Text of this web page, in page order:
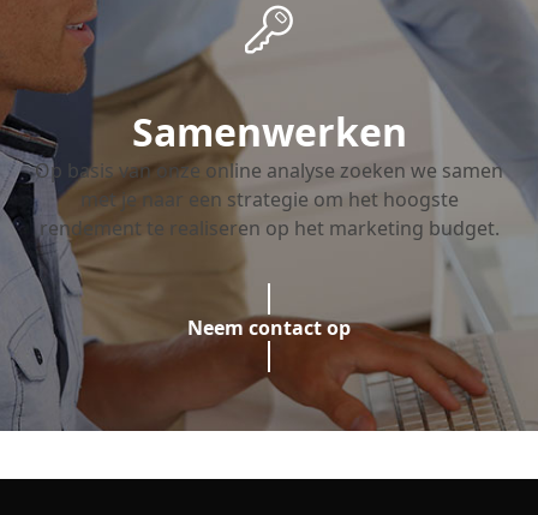
Samenwerken
Op basis van onze online analyse zoeken we samen
met je naar een strategie om het hoogste
rendement te realiseren op het marketing budget.
Neem contact op